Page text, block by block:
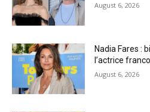
August 6, 2026
Nadia Fares :
l’actrice
August 6, 2026